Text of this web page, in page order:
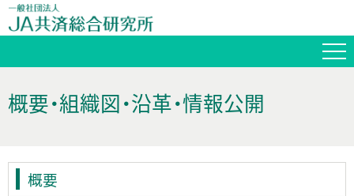
概要・組織図・沿革・情報公開
概要